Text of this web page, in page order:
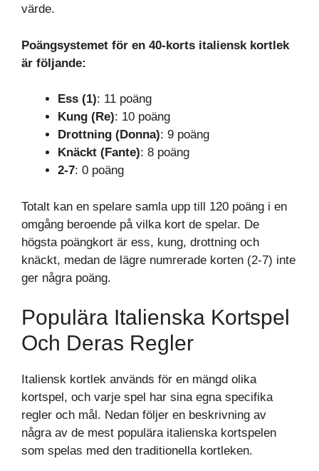
värde.
Poängsystemet för en 40-korts italiensk kortlek
är följande:
Ess (1): 11 poäng
Kung (Re): 10 poäng
Drottning (Donna): 9 poäng
Knäckt (Fante): 8 poäng
2-7: 0 poäng
Totalt kan en spelare samla upp till 120 poäng i en
omgång beroende på vilka kort de spelar. De
högsta poängkort är ess, kung, drottning och
knäckt, medan de lägre numrerade korten (2-7) inte
ger några poäng.
Populära Italienska Kortspel
Och Deras Regler
Italiensk kortlek används för en mängd olika
kortspel, och varje spel har sina egna specifika
regler och mål. Nedan följer en beskrivning av
några av de mest populära italienska kortspelen
som spelas med den traditionella kortleken.